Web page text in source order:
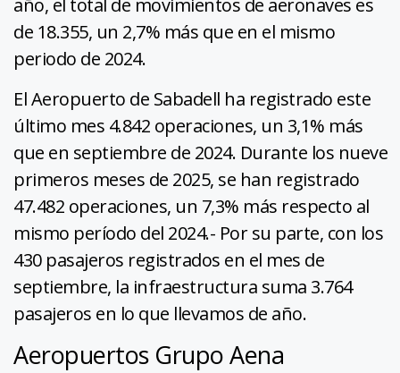
año, el total de movimientos de aeronaves es
de 18.355, un 2,7% más que en el mismo
periodo de 2024.
El Aeropuerto de Sabadell ha registrado este
último mes 4.842 operaciones, un 3,1% más
que en septiembre de 2024. Durante los nueve
primeros meses de 2025, se han registrado
47.482 operaciones, un 7,3% más respecto al
mismo período del 2024.- Por su parte, con los
430 pasajeros registrados en el mes de
septiembre, la infraestructura suma 3.764
pasajeros en lo que llevamos de año.
Aeropuertos Grupo Aena